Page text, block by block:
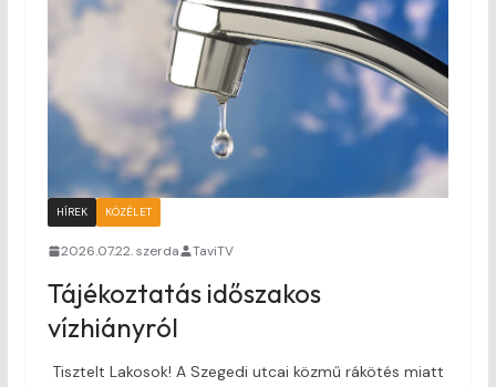
HÍREK KÖZÉLET
2026.07.22. szerda TaviTV
Tájékoztatás időszakos
vízhiányról
Tisztelt Lakosok! A Szegedi utcai közmű rákötés miatt